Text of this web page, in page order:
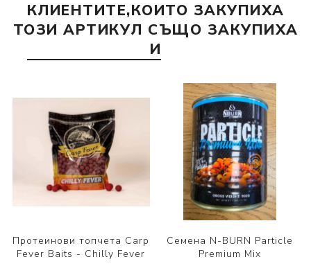
КЛИЕНТИТЕ,КОИТО ЗАКУПИХА
ТОЗИ АРТИКУЛ СЪЩО ЗАКУПИХА
И
Протеинови топчета Carp
Fever Baits - Chilly Fever
Семена N-BURN Particle
Premium Mix